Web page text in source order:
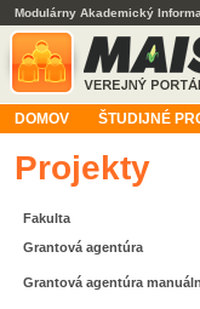
Modulárny Akademický
DOMOV ŠTUDIJNÉ
Projekty
Fakulta
Grantová agentúra
Grantová agentúra